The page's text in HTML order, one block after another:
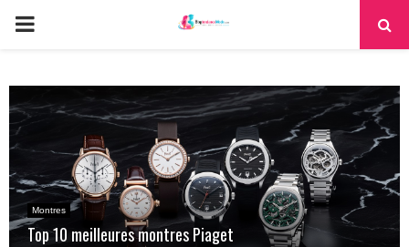
PRIMARY
Montres
Top 10 meilleures montres Piaget